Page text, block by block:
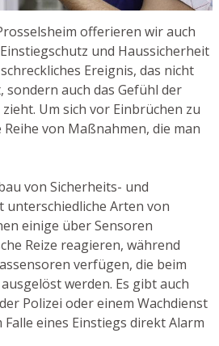
offerieren wir auch
und Haussicherheit
Ereignis, das nicht
auch das Gefühl der
Um sich vor Einbrüchen zu
von Maßnahmen, die man
von Sicherheits- und
unterschiedliche Arten von
einige über Sensoren
Reize reagieren, während
verfügen, die beim
werden. Es gibt auch
Polizei oder einem Wachdienst
eines Einstiegs direkt Alarm